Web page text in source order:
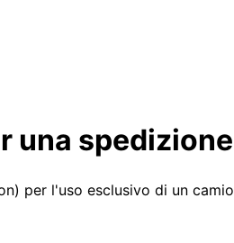
una
per l'uso esclusivo di un